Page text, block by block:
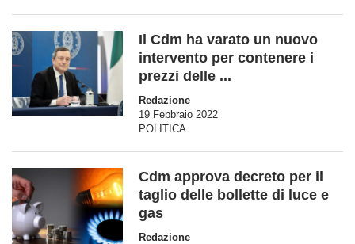
Il Cdm ha varato un nuovo
intervento per contenere i
prezzi delle ...
Redazione
19 Febbraio 2022
POLITICA
Cdm approva decreto per il
taglio delle bollette di luce e
gas
Redazione